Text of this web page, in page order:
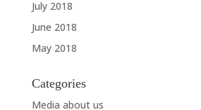
July 2018
June 2018
May 2018
Categories
Media about us